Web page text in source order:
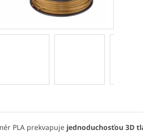
PLA prekvapuje jednoduchosťou 3D